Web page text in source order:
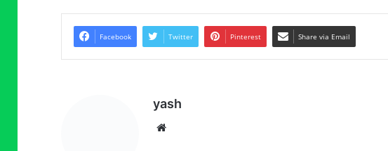
Facebook Twitter Pinterest Share via Email
yash
Website